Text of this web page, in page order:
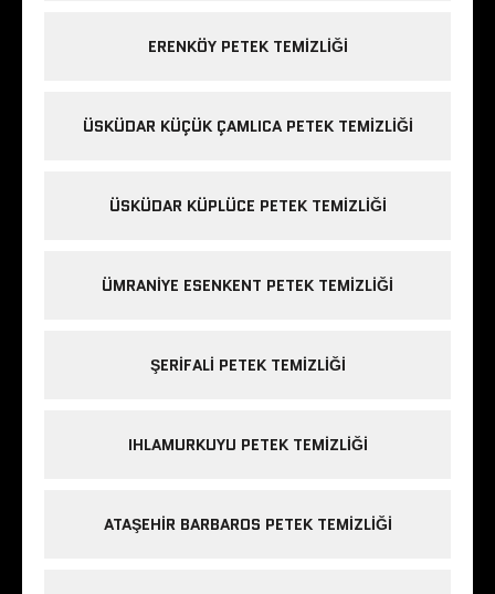
ERENKÖY PETEK TEMIZLIĞI
ÜSKÜDAR KÜÇÜK ÇAMLICA PETEK TEMIZLIĞI
ÜSKÜDAR KÜPLÜCE PETEK TEMIZLIĞI
ÜMRANIYE ESENKENT PETEK TEMIZLIĞI
ŞERIFALI PETEK TEMIZLIĞI
IHLAMURKUYU PETEK TEMIZLIĞI
ATAŞEHIR BARBAROS PETEK TEMIZLIĞI